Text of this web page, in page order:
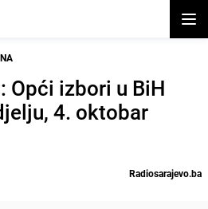
Opći izbori u BiH
4. oktobar
Radiosarajevo.ba